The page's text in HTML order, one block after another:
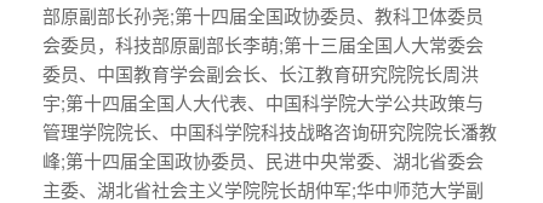
部原副部长孙尧;第十四届全国政协委员、教科卫体委员
会委员，科技部原副部长李萌;第十三届全国人大常委会
委员、中国教育学会副会长、长江教育研究院院长周洪
宇;第十四届全国人大代表、中国科学院大学公共政策与
管理学院院长、中国科学院科技战略咨询研究院院长潘教
峰;第十四届全国政协委员、民进中央常委、湖北省委会
主委、湖北省社会主义学院院长胡仲军;华中师范大学副